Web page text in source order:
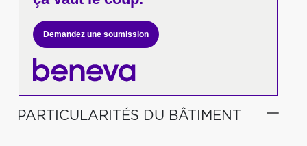
Demandez une soumission
PARTICULARITÉS DU BÂTIMENT